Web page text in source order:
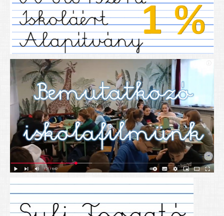
SIHU
EFOP 325
TÁMOP
TIOP
Határtalanul
Névadónk
UNESCO Társult Iskola
Sportversenyek
Tanulmányi versenyek
Alapítványunk